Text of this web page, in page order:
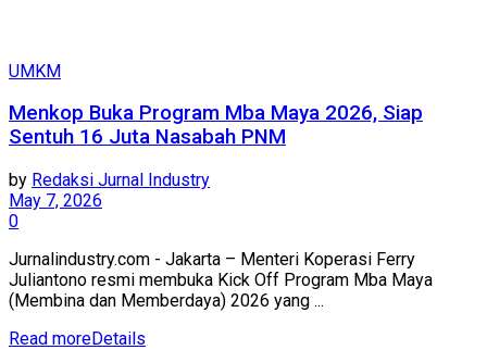
UMKM
Menkop Buka Program Mba Maya 2026, Siap
Sentuh 16 Juta Nasabah PNM
by Redaksi Jurnal Industry
May 7, 2026
0
Jurnalindustry.com - Jakarta – Menteri Koperasi Ferry
Juliantono resmi membuka Kick Off Program Mba Maya
(Membina dan Memberdaya) 2026 yang ...
Read moreDetails